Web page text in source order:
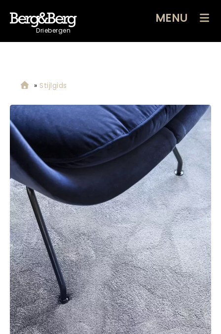
Driebergen
MENU
» Stijlgids